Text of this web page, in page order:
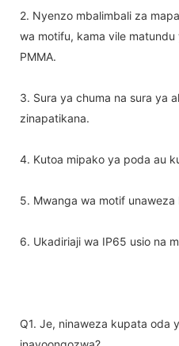
2. Nyenzo mbalimbali za
wa motifu, kama vile matundu
PMMA.
3. Sura ya chuma na sura ya
zinapatikana.
4. Kutoa mipako ya poda au
5. Mwanga wa motif unaweza
6. Ukadiriaji wa IP65 usio na
Q1. Je, ninaweza kupata oda